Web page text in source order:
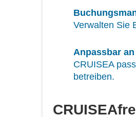
Verwalten Sie
Anpassbar
CRUISEA
betreiben.